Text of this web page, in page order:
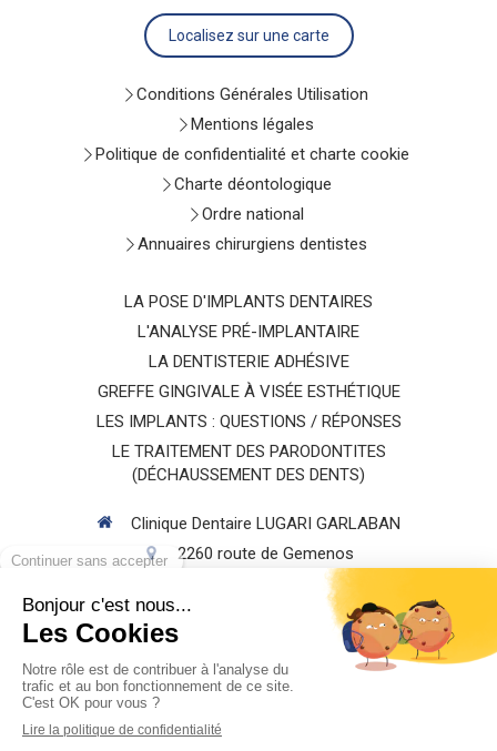
Localisez sur une carte
Conditions Générales Utilisation
Mentions légales
Politique de confidentialité et charte cookie
Charte déontologique
Ordre national
Annuaires chirurgiens dentistes
LA POSE D'IMPLANTS DENTAIRES
L'ANALYSE PRÉ-IMPLANTAIRE
LA DENTISTERIE ADHÉSIVE
GREFFE GINGIVALE À VISÉE ESTHÉTIQUE
LES IMPLANTS : QUESTIONS / RÉPONSES
LE TRAITEMENT DES PARODONTITES
(DÉCHAUSSEMENT DES DENTS)
Clinique Dentaire LUGARI GARLABAN
2260 route de Gemenos
AUBAGNE
Afficher le téléphone